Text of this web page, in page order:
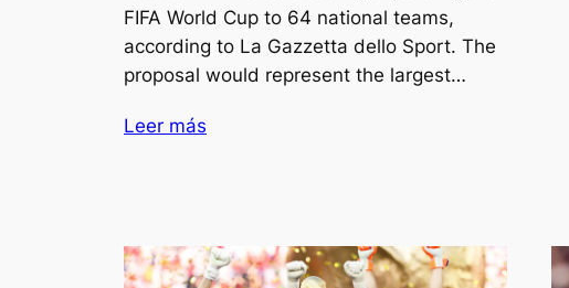
FIFA World Cup to 64 national teams,
according to La Gazzetta dello Sport. The
proposal would represent the largest…
Leer más